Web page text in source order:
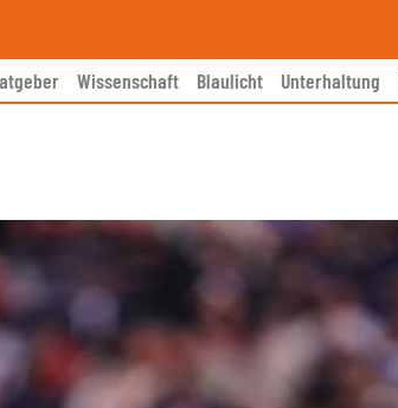
Wissenschaft Blaulicht Unterhaltung